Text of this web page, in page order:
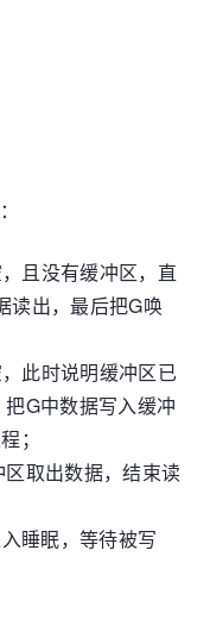
且没有缓冲区，直
读出，最后把G唤
此时说明缓冲区已
G中数据写入缓冲
；
取出数据，结束读
睡眠，等待被写